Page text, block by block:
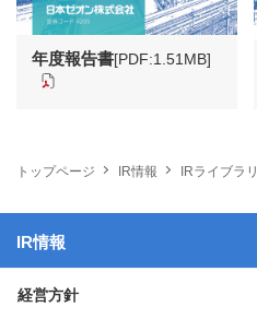
トップページ IR情報 IRライブラリ
年度報告書[PDF:1.51MB]
IR情報
経営方針